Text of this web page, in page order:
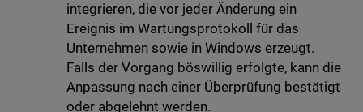
integrieren, die vor jeder Änderung ein
Ereignis im Wartungsprotokoll für das
Unternehmen sowie in Windows erzeugt.
Falls der Vorgang böswillig erfolgte, kann die
Anpassung nach einer Überprüfung bestätigt
oder abgelehnt werden.